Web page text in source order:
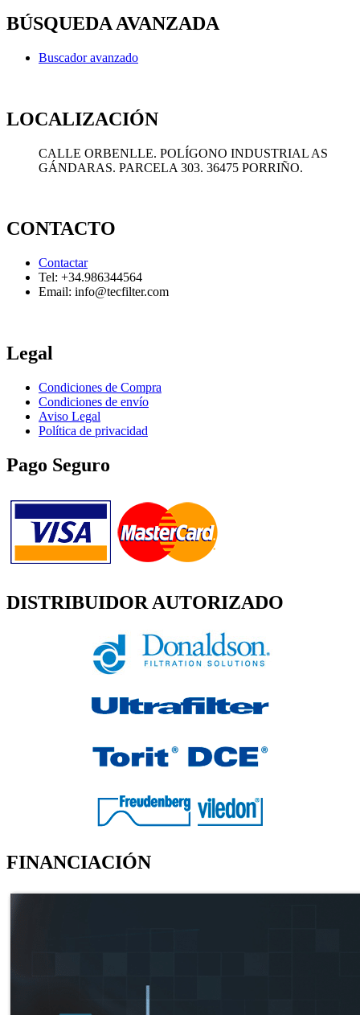
BÚSQUEDA AVANZADA
Buscador avanzado
LOCALIZACIÓN
CALLE ORBENLLE. POLÍGONO INDUSTRIAL AS
GÁNDARAS. PARCELA 303. 36475 PORRIÑO.
CONTACTO
Contactar
Tel: +34.986344564
Email: info@tecfilter.com
Legal
Condiciones de Compra
Condiciones de envío
Aviso Legal
Política de privacidad
Pago Seguro
DISTRIBUIDOR AUTORIZADO
FINANCIACIÓN